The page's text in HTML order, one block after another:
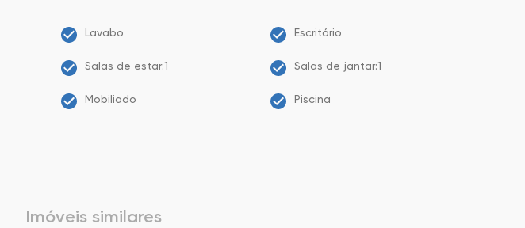
Lavabo Escritório
Salas de estar:1 Salas de jantar:1
Mobiliado Piscina
Imóveis similares